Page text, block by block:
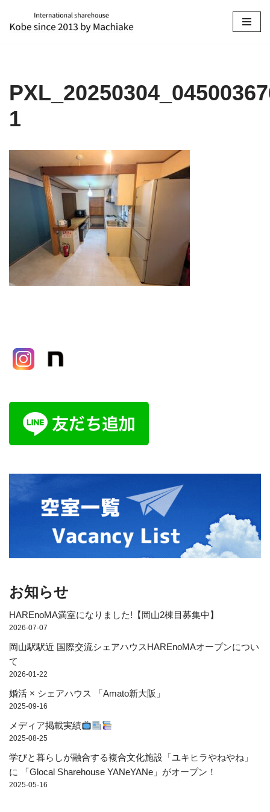
コ
ツ
ス
ッ
1
お知らせ
HAREnoMA満室になりました!【岡山2棟目募集中】
2026-07-07
岡山駅駅近 国際交流シェアハウスHAREnoMAオープンについ
て
2026-01-22
婚活 × シェアハウス 「Amato新大阪」
2025-09-16
メディア掲載実績
2025-08-25
学びと暮らしが融合する複合文化施設「ユキヒラやねやね」
に 「Glocal Sharehouse YANeYANe」がオープン！
2025-05-16